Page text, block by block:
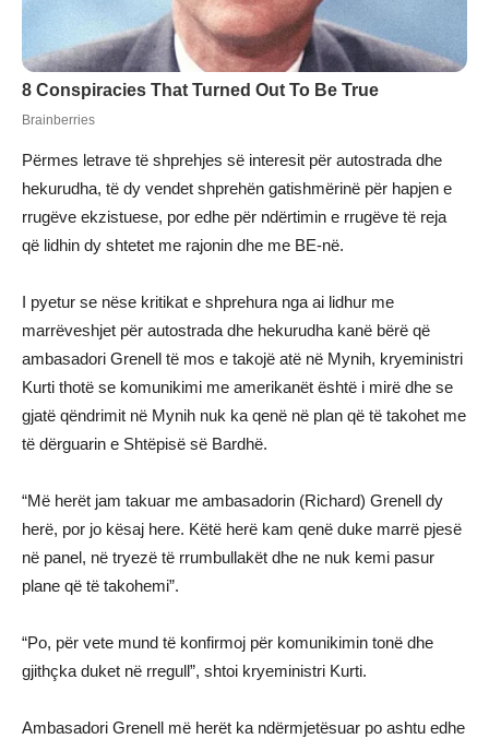
Përmes letrave të shprehjes së interesit për autostrada dhe
hekurudha, të dy vendet shprehën gatishmërinë për hapjen e
rrugëve ekzistuese, por edhe për ndërtimin e rrugëve të reja
që lidhin dy shtetet me rajonin dhe me BE-në.
I pyetur se nëse kritikat e shprehura nga ai lidhur me
marrëveshjet për autostrada dhe hekurudha kanë bërë që
ambasadori Grenell të mos e takojë atë në Mynih, kryeministri
Kurti thotë se komunikimi me amerikanët është i mirë dhe se
gjatë qëndrimit në Mynih nuk ka qenë në plan që të takohet me
të dërguarin e Shtëpisë së Bardhë.
“Më herët jam takuar me ambasadorin (Richard) Grenell dy
herë, por jo kësaj here. Këtë herë kam qenë duke marrë pjesë
në panel, në tryezë të rrumbullakët dhe ne nuk kemi pasur
plane që të takohemi”.
“Po, për vete mund të konfirmoj për komunikimin tonë dhe
gjithçka duket në rregull”, shtoi kryeministri Kurti.
Ambasadori Grenell më herët ka ndërmjetësuar po ashtu edhe